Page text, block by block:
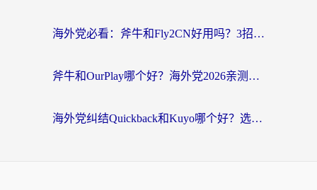
海外党必看：斧牛和Fly2CN好用吗？3招教你选对回国加速器（附免费试用攻略）
斧牛和OurPlay哪个好？海外党2026亲测：选对加速器，国内资源秒加载
海外党纠结Quickback和Kuyo哪个好？选对回国加速器才能无缝刷国内资源